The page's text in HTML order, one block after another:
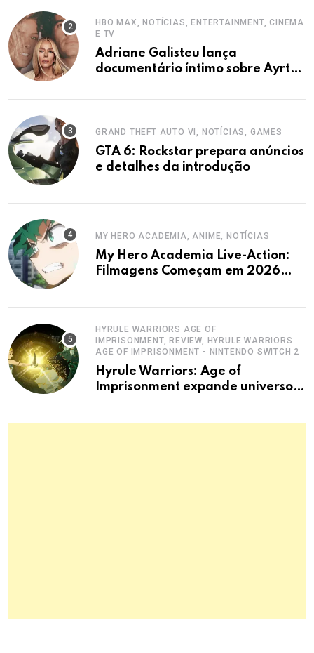
HBO MAX, NOTÍCIAS, ENTERTAINMENT, CINEMA
E TV
Adriane Galisteu lança
documentário íntimo sobre Ayrton
GRAND THEFT AUTO VI, NOTÍCIAS, GAMES
GTA 6: Rockstar prepara anúncios
e detalhes da introdução
MY HERO ACADEMIA, ANIME, NOTÍCIAS
My Hero Academia Live-Action:
Filmagens Começam em 2026
HYRULE WARRIORS AGE OF
IMPRISONMENT, REVIEW, HYRULE WARRIORS
AGE OF IMPRISONMENT - NINTENDO SWITCH 2
Hyrule Warriors: Age of
Imprisonment expande universo